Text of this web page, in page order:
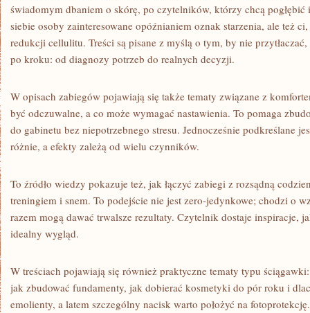
świadomym dbaniem o skórę, po czytelników, którzy chcą
siebie osoby zainteresowane opóźnianiem oznak starzenia, ale też
redukcji cellulitu. Treści są pisane z myślą o tym, by nie
po kroku: od diagnozy potrzeb do realnych decyzji.
W opisach zabiegów pojawiają się także tematy związane z
być odczuwalne, a co może wymagać nastawienia. To pomaga
do gabinetu bez niepotrzebnego stresu. Jednocześnie podkreślane
różnie, a efekty zależą od wielu czynników.
To źródło wiedzy pokazuje też, jak łączyć zabiegi z rozsądną
treningiem i snem. To podejście nie jest zero-jedynkowe; chodzi o
razem mogą dawać trwalsze rezultaty. Czytelnik dostaje inspiracje,
idealny wygląd.
W treściach pojawiają się również praktyczne tematy typu
jak zbudować fundamenty, jak dobierać kosmetyki do pór roku i
emolienty, a latem szczególny nacisk warto położyć na